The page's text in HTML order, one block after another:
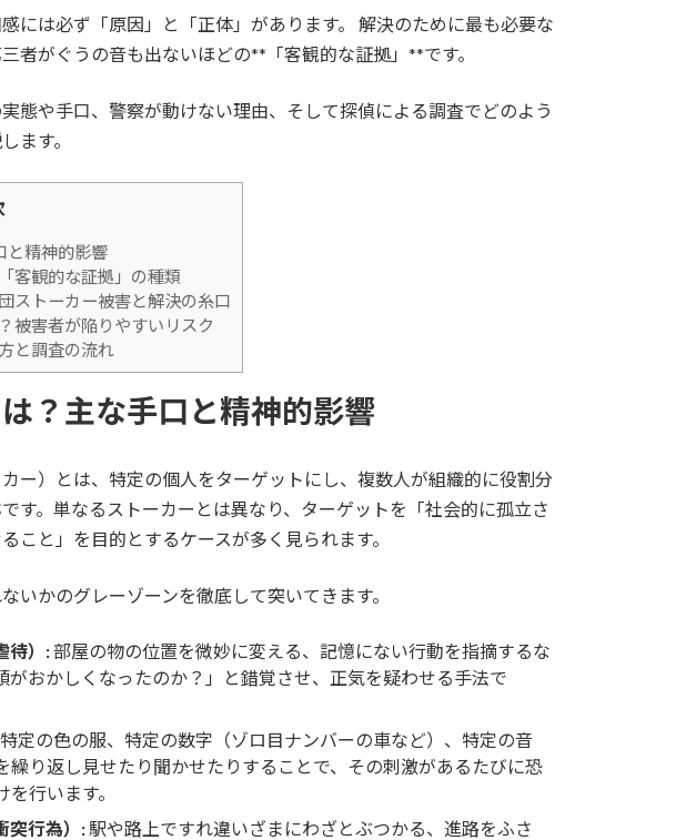
には必ず「原因」と「正体」があります。 解決のために最も必要な
者がぐうの音も出ないほどの**「客観的な証拠」**です。
態や手口、警察が動けない理由、そして探偵による調査でどのよう
ます。
と精神的影響
客観的な証拠」の種類
ストーカー被害と解決の糸口
被害者が陥りやすいリスク
と調査の流れ
？主な手口と精神的影響
ー）とは、特定の個人をターゲットにし、複数人が組織的に役割分
す。単なるストーカーとは異なり、ターゲットを「社会的に孤立さ
こと」を目的とするケースが多く見られます。
いかのグレーゾーンを徹底して突いてきます。
待）:部屋の物の位置を微妙に変える、記憶にない行動を指摘するな
がおかしくなったのか？」と錯覚させ、正気を疑わせる手法で
定の色の服、特定の数字（ゾロ目ナンバーの車など）、特定の音
繰り返し見せたり聞かせたりすることで、その刺激があるたびに恐
行います。
突行為）:駅や路上ですれ違いざまにわざとぶつかる、進路をふさ